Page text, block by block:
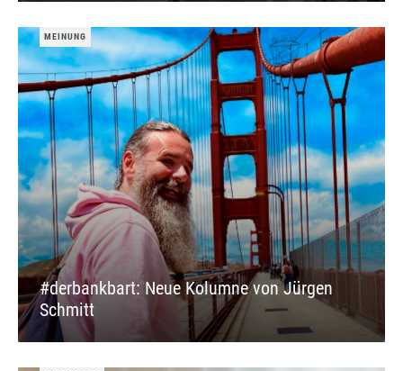
MEINUNG
#derbankbart: Neue Kolumne von Jürgen
Schmitt